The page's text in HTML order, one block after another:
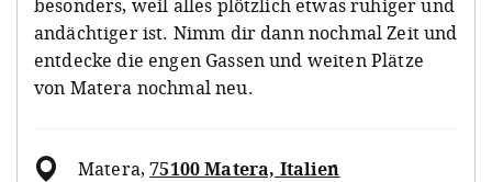
besonders, weil alles plötzlich etwas ruhiger und
andächtiger ist. Nimm dir dann nochmal Zeit und
entdecke die engen Gassen und weiten Plätze
von Matera nochmal neu.
Matera,75100 Matera, Italien